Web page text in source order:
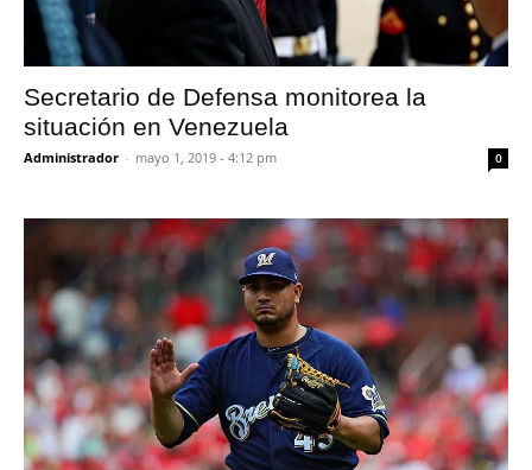
Secretario de Defensa monitorea la
situación en Venezuela
Administrador - mayo 1, 2019 - 4:12 pm 0